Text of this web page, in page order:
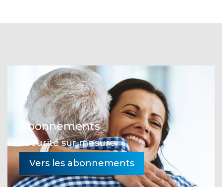
Abonnements
Sécurité sur mesure.
Vers les abonnements